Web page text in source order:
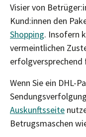
Visier von
Kund:innen den
Shopping. Insofern
vermeintlichen
erfolgversprechend
Wenn Sie ein DHL-
Auskunftsseite
Betrugsmaschen